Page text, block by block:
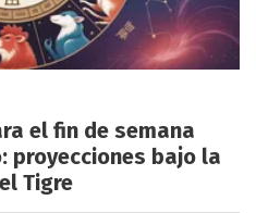
el fin de semana
proyecciones bajo la
Tigre